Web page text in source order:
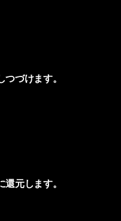
づけます。
元します。